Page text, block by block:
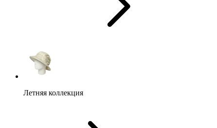
Летняя коллекция